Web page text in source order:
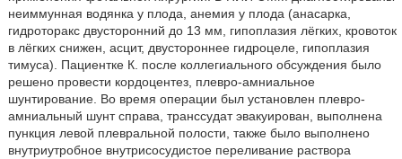
неиммунная водянка у плода, анемия у плода (анасарка,
гидроторакс двусторонний до 13 мм, гипоплазия лёгких, кровоток
в лёгких снижен, асцит, двустороннее гидроцеле, гипоплазия
тимуса). Пациентке К. после коллегиального обсуждения было
решено провести кордоцентез, плевро-амниальное
шунтирование. Во время операции был установлен плевро-
амниальный шунт справа, транссудат эвакуирован, выполнена
пункция левой плевральной полости, также было выполнено
внутриутробное внутрисосудистое переливание раствора